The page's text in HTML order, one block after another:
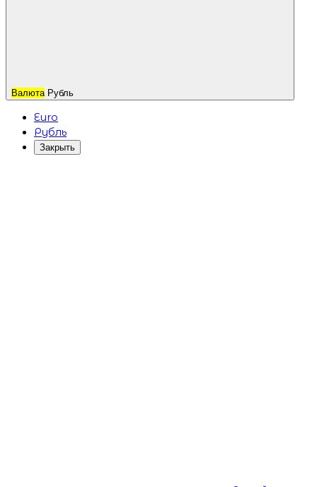
Валюта Рубль
Euro
Рубль
Закрыть